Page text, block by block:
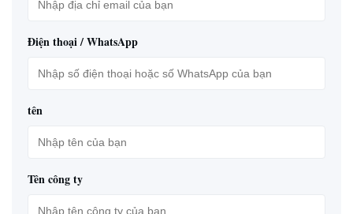
Điện thoại / WhatsApp
tên
Tên công ty